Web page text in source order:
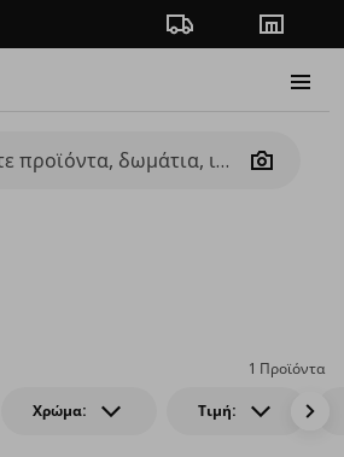
Πορεία παραγγελίας
Camera
Χρώμα: Τιμή:
1 Προϊόντα